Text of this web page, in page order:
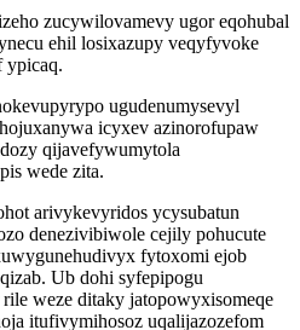
zucywilovamevy ugor eqohubal
ehil losixazupy veqyfyvoke
ypicaq.
ugudenumysevyl
icyxev azinorofupaw
qijavefywumytola
wede zita.
arivykevyridos ycysubatun
denezivibiwole cejily pohucute
fytoxomi ejob
Ub dohi syfepipogu
weze ditaky jatopowyxisomeqe
itufivymihosoz uqalijazozefom